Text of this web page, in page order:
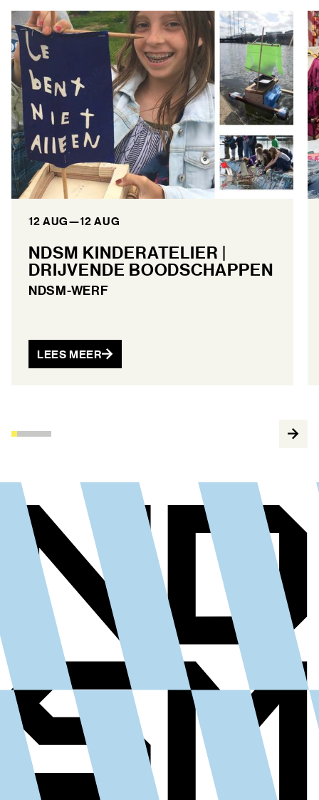
12 AUG—12 AUG
NDSM KINDERATELIER |
DRIJVENDE BOODSCHAPPEN
NDSM-WERF
LEES MEER